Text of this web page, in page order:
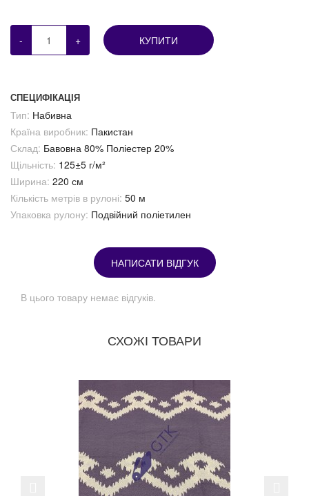
- + КУПИТИ
СПЕЦИФІКАЦІЯ
Тип: Набивна
Країна виробник: Пакистан
Склад: Бавовна 80% Поліестер 20%
Щільність: 125±5 г/м²
Ширина: 220 см
Кількість метрів в рулоні: 50 м
Упаковка рулону: Подвійний поліетилен
НАПИСАТИ ВІДГУК
В цього товару немає відгуків.
СХОЖІ ТОВАРИ
Previous